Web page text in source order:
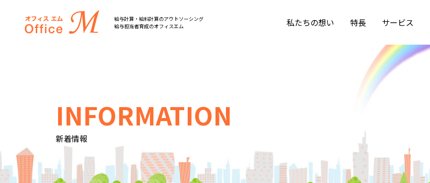
オフィスM
給与計算・給料計算のアウトソーシング
給与担当者育成のオフィスエム
私たちの想い 特長 サービス
INFORMATION
新着情報